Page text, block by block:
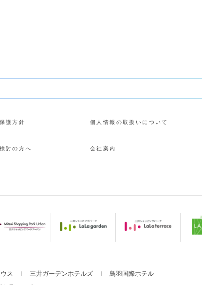
護方針 個人情報の取扱いについて
討の方へ 会社案内
ス 三井ガーデンホテルズ 鳥羽国際ホテル